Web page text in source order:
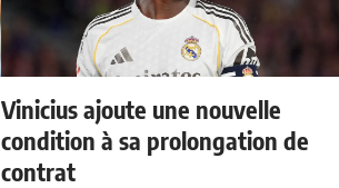
Vinicius ajoute une nouvelle
condition à sa prolongation de
contrat